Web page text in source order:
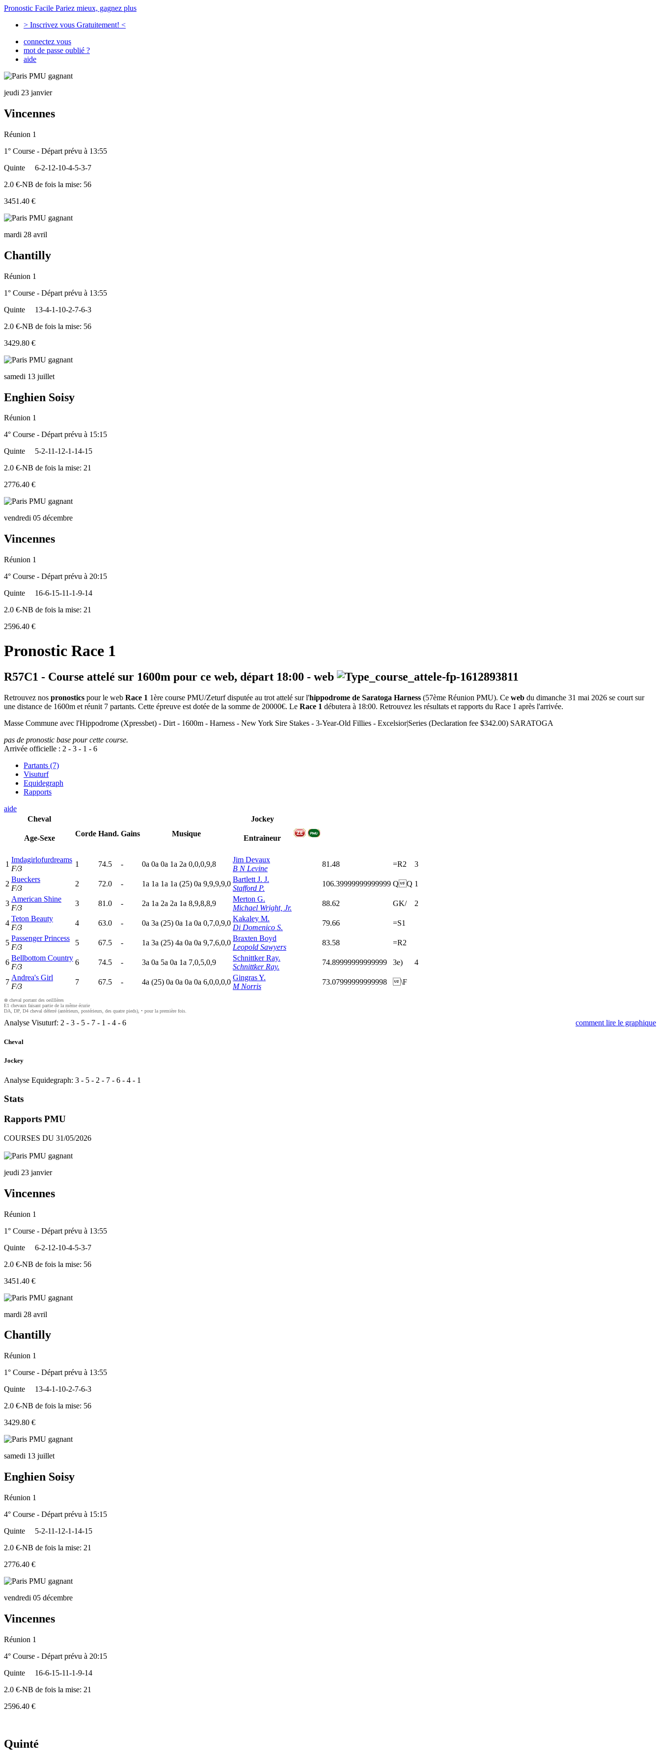
Pronostic Facile Pariez mieux, gagnez plus
> Inscrivez vous Gratuitement! <
connectez vous
mot de passe oublié ?
aide
jeudi 23 janvier
Vincennes
Réunion 1
1° Course - Départ prévu à 13:55
Quinte
6-2-12-10-4-5-3-7
2.0 €-NB de fois la mise: 56
3451.40 €
mardi 28 avril
Chantilly
Réunion 1
1° Course - Départ prévu à 13:55
Quinte
13-4-1-10-2-7-6-3
2.0 €-NB de fois la mise: 56
3429.80 €
samedi 13 juillet
Enghien Soisy
Réunion 1
4° Course - Départ prévu à 15:15
Quinte
5-2-11-12-1-14-15
2.0 €-NB de fois la mise: 21
2776.40 €
vendredi 05 décembre
Vincennes
Réunion 1
4° Course - Départ prévu à 20:15
Quinte
16-6-15-11-1-9-14
2.0 €-NB de fois la mise: 21
2596.40 €
Pronostic Race 1
R57C1 - Course attelé sur 1600m pour ce web, départ 18:00 - web
Retrouvez nos pronostics pour le web Race 1 1ère course PMU/Zeturf disputée au trot attelé sur l'hippodrome de Saratoga Harness (57ème Réunion PMU). Ce web du dimanche 31 mai 2026 se court sur
une distance de 1600m et réunit 7 partants. Cette épreuve est dotée de la somme de 20000€. Le Race 1 débutera à 18:00. Retrouvez les résultats et rapports du Race 1 après l'arrivée.
Masse Commune avec l'Hippodrome (Xpressbet) - Dirt - 1600m - Harness - New York Sire Stakes - 3-Year-Old Fillies - Excelsior|Series (Declaration fee $342.00) SARATOGA
pas de pronostic base pour cette course.
Arrivée officielle : 2 - 3 - 1 - 6
Partants (7)
Visuturf
Equidegraph
Rapports
aide
Cheval
Age-Sexe
Corde Hand. Gains Musique
Jockey
Entraineur
1
Imdagirlofurdreams
F/3
1 74.5 - 0a 0a 0a 1a 2a 0,0,0,9,8
Jim Devaux
B N Levine
81.48 =R2 3
2
Bueckers
F/3
2 72.0 - 1a 1a 1a 1a (25) 0a 9,9,9,9,0
Bartlett J. J.
Stafford P.
106.39999999999999 QQ 1
3
American Shine
F/3
3 81.0 - 2a 1a 2a 2a 1a 8,9,8,8,9
Merton G.
Michael Wright, Jr.
88.62 GK/ 2
4
Teton Beauty
F/3
4 63.0 - 0a 3a (25) 0a 1a 0a 0,7,0,9,0
Kakaley M.
Di Domenico S.
79.66 =S1
5
Passenger Princess
F/3
5 67.5 - 1a 3a (25) 4a 0a 0a 9,7,6,0,0
Braxten Boyd
Leopold Sawyers
83.58 =R2
6
Bellbottom Country
F/3
6 74.5 - 3a 0a 5a 0a 1a 7,0,5,0,9
Schnittker Ray.
Schnittker Ray.
74.89999999999999 3e) 4
7
Andrea's Girl
F/3
7 67.5 - 4a (25) 0a 0a 0a 0a 6,0,0,0,0
Gingras Y.
M Norris
73.07999999999998 \F
⊗ cheval portant des oeilllères
E1 chevaux faisant partie de la même écurie
DA, DP, D4 cheval déferré (antérieurs, postérieurs, des quatre pieds), • pour la première fois.
Analyse Visuturf: 2 - 3 - 5 - 7 - 1 - 4 - 6 comment lire le graphique
Cheval
Jockey
Analyse Equidegraph: 3 - 5 - 2 - 7 - 6 - 4 - 1
Stats
Rapports PMU
COURSES DU 31/05/2026
jeudi 23 janvier
Vincennes
Réunion 1
1° Course - Départ prévu à 13:55
Quinte
6-2-12-10-4-5-3-7
2.0 €-NB de fois la mise: 56
3451.40 €
mardi 28 avril
Chantilly
Réunion 1
1° Course - Départ prévu à 13:55
Quinte
13-4-1-10-2-7-6-3
2.0 €-NB de fois la mise: 56
3429.80 €
samedi 13 juillet
Enghien Soisy
Réunion 1
4° Course - Départ prévu à 15:15
Quinte
5-2-11-12-1-14-15
2.0 €-NB de fois la mise: 21
2776.40 €
vendredi 05 décembre
Vincennes
Réunion 1
4° Course - Départ prévu à 20:15
Quinte
16-6-15-11-1-9-14
2.0 €-NB de fois la mise: 21
2596.40 €
Quinté